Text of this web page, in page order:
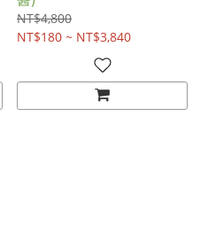
NT$4,800
NT$180 ~ NT$3,840